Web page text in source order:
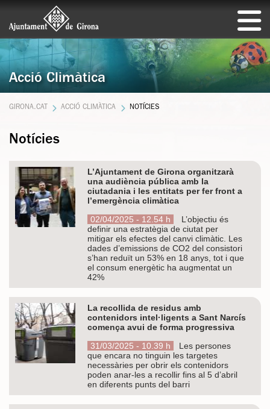
Acció Climàtica
GIRONA.CAT ACCIÓ CLIMÀTICA NOTÍCIES
Notícies
L’Ajuntament de Girona organitzarà
una audiència pública amb la
ciutadania i les entitats per fer front a
l’emergència climàtica
02/04/2025 - 12.54 h
L’objectiu és
definir una estratègia de ciutat per
mitigar els efectes del canvi climàtic. Les
dades d’emissions de CO2 del consistori
s’han reduït un 53% en 18 anys, tot i que
el consum energètic ha augmentat un
42%
La recollida de residus amb
contenidors intel·ligents a Sant Narcís
comença avui de forma progressiva
31/03/2025 - 10.39 h
Les persones
que encara no tinguin les targetes
necessàries per obrir els contenidors
poden anar-les a recollir fins al 5 d’abril
en diferents punts del barri